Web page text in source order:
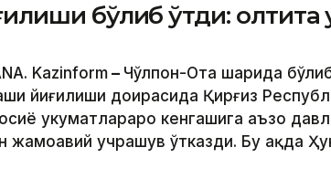
бўлиб ўтди: олтита
Kazinform – Чўлпон-Ота шаҳрида
йиғилиши доирасида Қирғиз
ҳукуматлараро кенгашига аъзо
жамоавий учрашув ўтказди. Бу ҳақда